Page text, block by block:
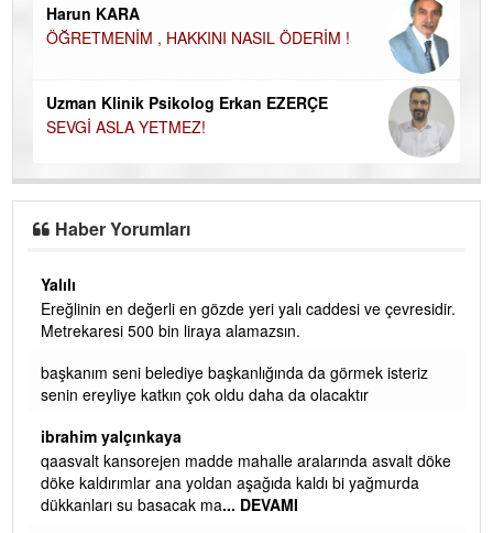
Harun KARA
ÖĞRETMENİM , HAKKINI NASIL ÖDERİM !
Uzman Klinik Psikolog Erkan EZERÇE
SEVGİ ASLA YETMEZ!
Haber Yorumları
Yalılı
Ereğlinin en değerli en gözde yeri yalı caddesi ve çevresidir.
Metrekaresi 500 bin liraya alamazsın.
başkanım seni belediye başkanlığında da görmek isteriz
senin ereyliye katkın çok oldu daha da olacaktır
ibrahim yalçınkaya
qaasvalt kansorejen madde mahalle aralarında asvalt döke
döke kaldırımlar ana yoldan aşağıda kaldı bi yağmurda
dükkanları su basacak ma... DEVAMI